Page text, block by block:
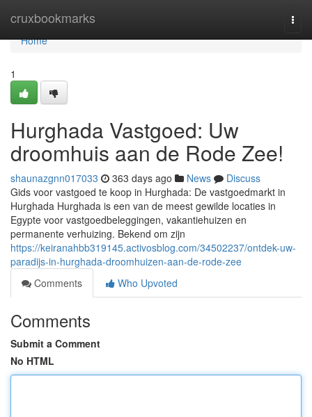
cruxbookmarks
Home
Home
1
Hurghada Vastgoed: Uw
droomhuis aan de Rode Zee!
shaunazgnn017033 363 days ago News
Discuss
Gids voor vastgoed te koop in Hurghada: De vastgoedmarkt in
Hurghada Hurghada is een van de meest gewilde locaties in
Egypte voor vastgoedbeleggingen, vakantiehuizen en
permanente verhuizing. Bekend om zijn
https://keiranahbb319145.activosblog.com/34502237/ontdek-uw-
paradijs-in-hurghada-droomhuizen-aan-de-rode-zee
Comments
Who Upvoted
Comments
Submit a Comment
No HTML